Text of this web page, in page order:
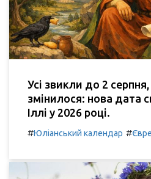
Усі звикли до 2
змінилося: нова дата
Іллі у 2026 році.
#Юліанський календар #